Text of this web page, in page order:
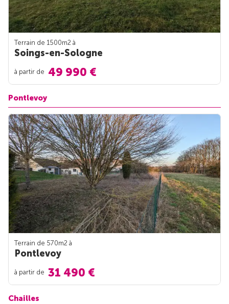
Terrain de 1500m2 à
Soings-en-Sologne
à partir de 49 990 €
Pontlevoy
Terrain de 570m2 à
Pontlevoy
à partir de 31 490 €
Chailles